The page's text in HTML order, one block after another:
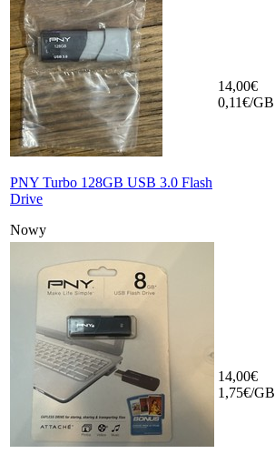
PNY Turbo 128GB USB 3.0 Flash
Drive
Nowy
14,00€
0,11€/GB
14,00€
1,75€/GB